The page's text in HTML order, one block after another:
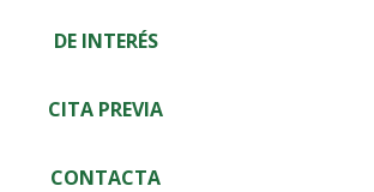
DE INTERÉS
CITA PREVIA
CONTACTA